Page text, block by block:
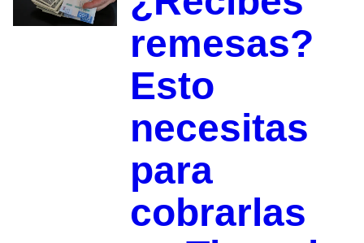
remesas?
Esto
necesitas
para
cobrarlas